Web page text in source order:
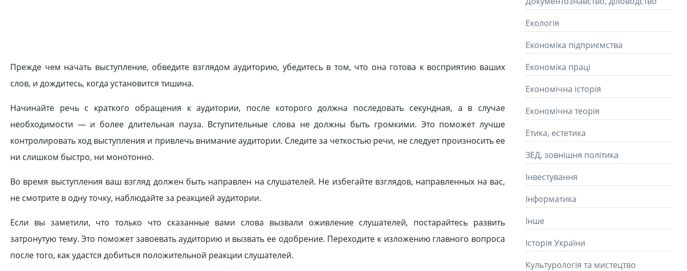
Прежде чем начать выступление, обведите взглядом аудиторию, убедитесь в том, что она готова к восприятию ваших
слов, и дождитесь, когда установится тишина.
Начинайте речь с краткого обращения к аудитории, после которого должна последовать секундная, а в случае
необходимости — и более длительная пауза. Вступитель­ные слова не должны быть громкими. Это поможет лучше
контролировать ход выступления и привлечь внимание ауди­тории. Следите за четкостью речи, не следует произносить ее
ни слишком быстро, ни монотонно.
Во время выступления ваш взгляд должен быть на­правлен на слушателей. Не избегайте взглядов, направ­ленных на вас,
не смотрите в одну точку, наблюдайте за реакцией аудитории.
Если вы заметили, что только что сказанные вами сло­ва вызвали оживление слушателей, постарайтесь развить
затронутую тему. Это поможет завоевать аудиторию и выз­вать ее одобрение. Переходите к изложению главного воп­роса
после того, как удастся добиться положительной ре­акции слушателей.
Екологія
Економіка підприємства
Економіка праці
Економічна історія
Економічна теорія
Етика, естетика
ЗЕД, зовнішня політика
Інвестування
Інформатика
Інше
Історія України
Культурологія та мистецтво